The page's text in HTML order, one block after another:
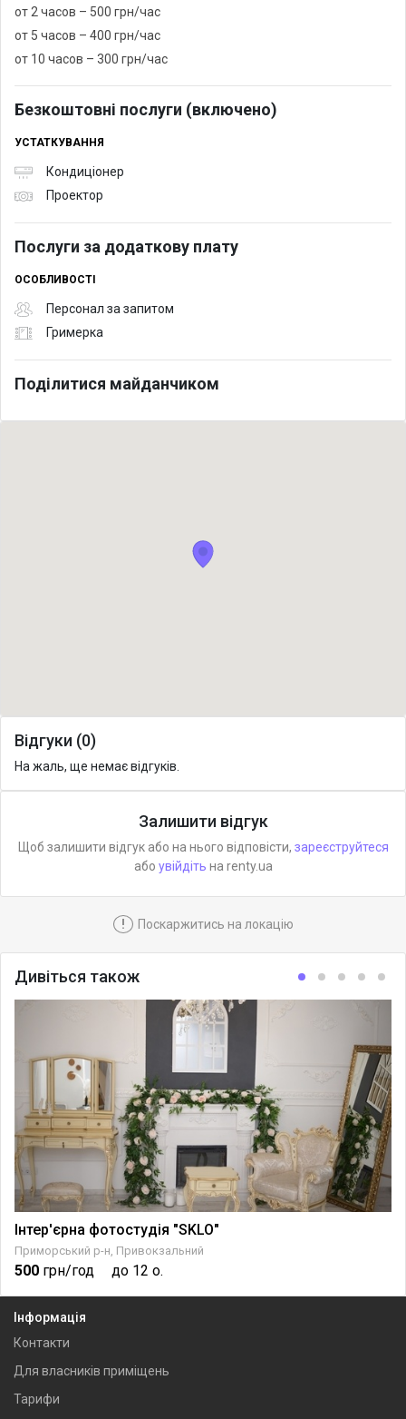
от 2 часов – 500 грн/час
от 5 часов – 400 грн/час
от 10 часов – 300 грн/час
Безкоштовні послуги (включено)
УСТАТКУВАННЯ
Кондиціонер
Проектор
Послуги за додаткову плату
ОСОБЛИВОСТІ
Персонал за запитом
Гримерка
Поділитися майданчиком
Відгуки (0)
На жаль, ще немає відгуків.
Залишити відгук
Щоб залишити відгук або на нього відповісти, зареєструйтеся
або увійдіть на renty.ua
! Поскаржитись на локацію
Дивіться також
Інтер'єрна фотостудія "SKLO"
Приморський р-н, Привокзальний
500 грн/год до 12 о.
Інформація
Контакти
Для власників приміщень
Тарифи